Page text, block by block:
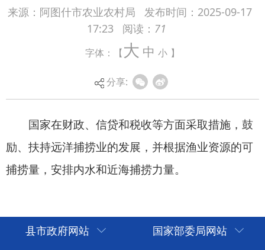
来源：阿图什市农业农村局 发布时间： 2025-09-17
17:23
阅读： 71
字体：【大 中 小 】
分享:
国家在财政、信贷和税收等方面采取措施，鼓
励、扶持远洋捕捞业的发展，并根据渔业资源的可
县市政府网站
国家部委局网站